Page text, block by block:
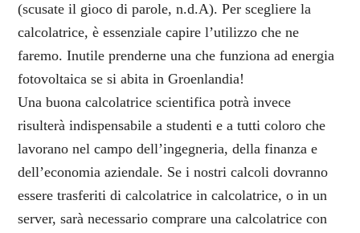
(scusate il gioco di parole, n.d.A). Per scegliere la
calcolatrice, è essenziale capire l’utilizzo che ne
faremo. Inutile prenderne una che funziona ad energia
fotovoltaica se si abita in Groenlandia!
Una buona calcolatrice scientifica potrà invece
risulterà indispensabile a studenti e a tutti coloro che
lavorano nel campo dell’ingegneria, della finanza e
dell’economia aziendale. Se i nostri calcoli dovranno
essere trasferiti di calcolatrice in calcolatrice, o in un
server, sarà necessario comprare una calcolatrice con